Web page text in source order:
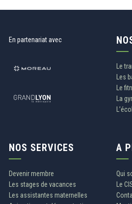
En partenariat avec
Le
Les
Le
La
NOS SERVICES
Devenir membre
Les stages de vacances
Les assistantes maternelles
A
Qui
Le